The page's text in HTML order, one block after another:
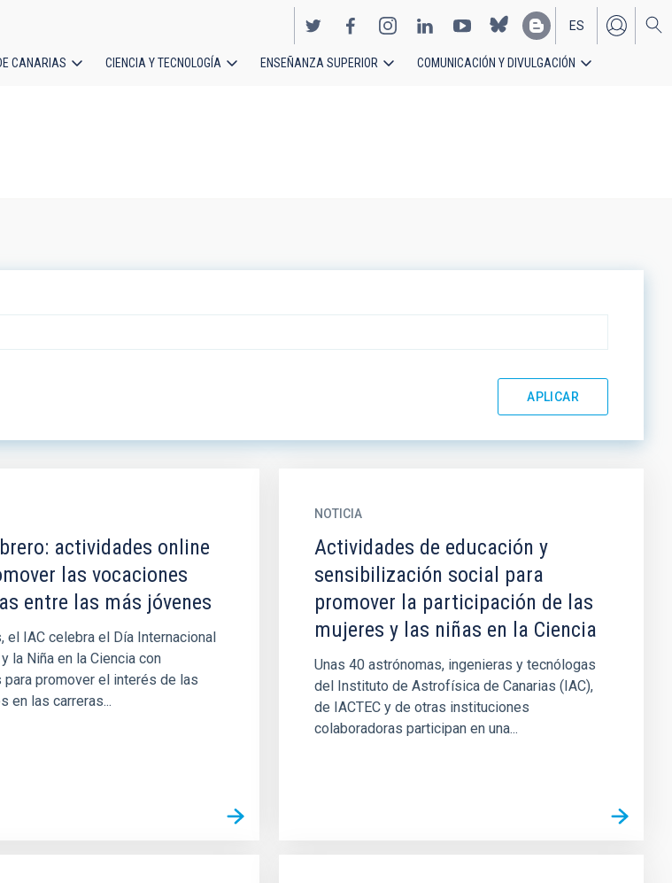
EN
ES
CANARIAS CIENCIA Y TECNOLOGÍA ENSEÑANZA SUPERIOR COMUNICACIÓN Y DIVULGACIÓN
actividades online
las vocaciones
entre las más jóvenes
el IAC celebra el Día Internacional
la Niña en la Ciencia con
promover el interés de las
en las carreras...
NOTICIA
Actividades de educación y
sensibilización social para
promover la participación de las
mujeres y las niñas en la Ciencia
Unas 40 astrónomas, ingenieras y tecnólogas
del Instituto de Astrofísica de Canarias (IAC),
de IACTEC y de otras instituciones
colaboradoras participan en una...